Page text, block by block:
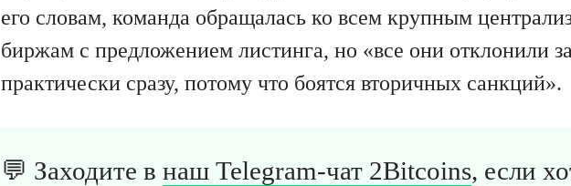
его словам, команда обращалась ко всем крупным
биржам с предложением листинга, но «все они отклонили
практически сразу, потому что боятся вторичных санкций».
💬 Заходите в наш Telegram-чат 2Bitcoins, если